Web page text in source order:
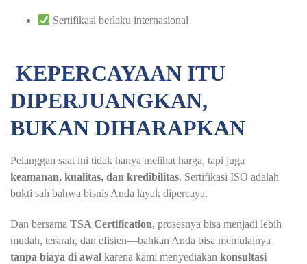
Sertifikasi berlaku internasional
KEPERCAYAAN ITU
DIPERJUANGKAN,
BUKAN DIHARAPKAN
Pelanggan saat ini tidak hanya melihat harga, tapi juga
keamanan, kualitas, dan kredibilitas. Sertifikasi ISO adalah
bukti sah bahwa bisnis Anda layak dipercaya.
Dan bersama TSA Certification, prosesnya bisa menjadi lebih
mudah, terarah, dan efisien—bahkan Anda bisa memulainya
tanpa biaya di awal karena kami menyediakan konsultasi